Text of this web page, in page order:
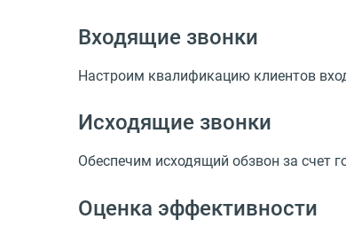
Входящие звонки
Настроим квалификацию клиентов
Исходящие звонки
Обеспечим исходящий обзвон за счет
Оценка эффективности